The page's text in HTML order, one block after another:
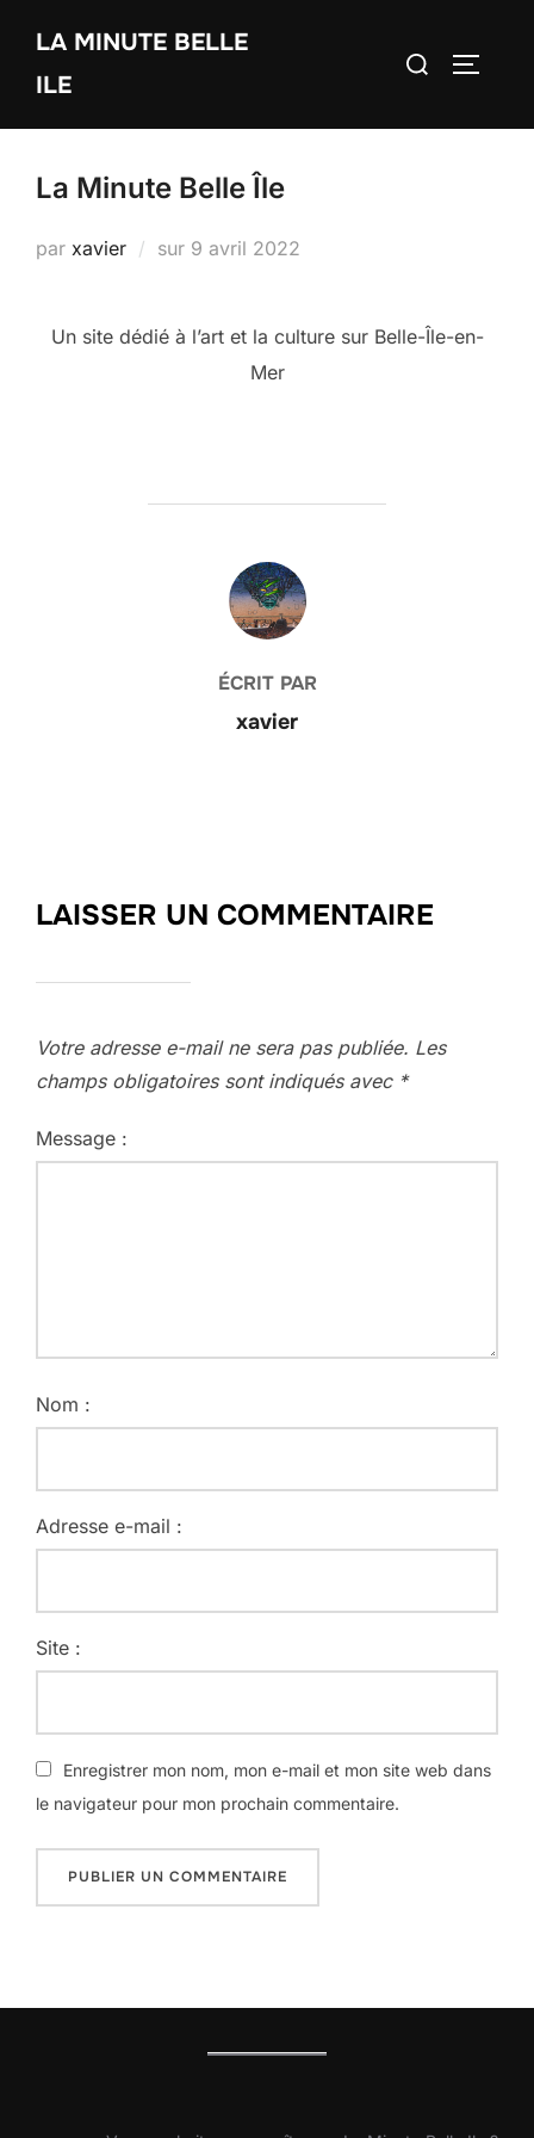
contenu
LA MINUTE BELLE
ILE
Rechercher :
La Minute Belle Île
par xavier sur Publié
9 avril 2022
Un site dédié à l’art et la culture sur Belle-Île-en-
Mer
AUTEUR DE LA PUBLICATION
ÉCRIT PAR
xavier
LAISSER UN COMMENTAIRE
Votre adresse e-mail ne sera pas publiée. Les
champs obligatoires sont indiqués avec *
Message :
Nom :
Adresse e-mail :
Site :
Enregistrer mon nom, mon e-mail et mon site web dans
le navigateur pour mon prochain commentaire.